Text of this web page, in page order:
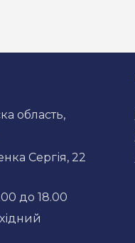
область,
Сергія, 22
до 18.00